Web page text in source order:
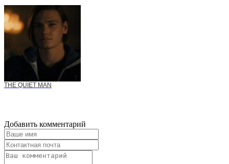
THE QUIET MAN
Добавить комментарий